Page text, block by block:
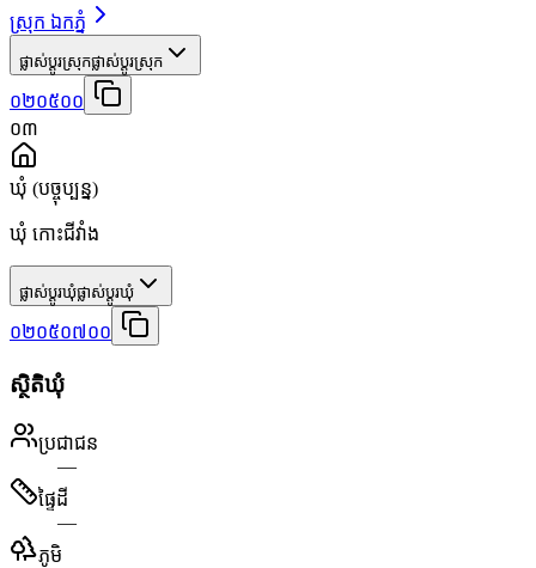
ស្រុក ឯកភ្នំ
ផ្លាស់ប្តូរស្រុកផ្លាស់ប្តូរស្រុក
០២០៥០០
០៣
ឃុំ (បច្ចុប្បន្ន)
ឃុំ កោះជីវាំង
ផ្លាស់ប្តូរឃុំផ្លាស់ប្តូរឃុំ
០២០៥០៧០០
ស្ថិតិឃុំ
ប្រជាជន
—
ផ្ទៃដី
—
ភូមិ